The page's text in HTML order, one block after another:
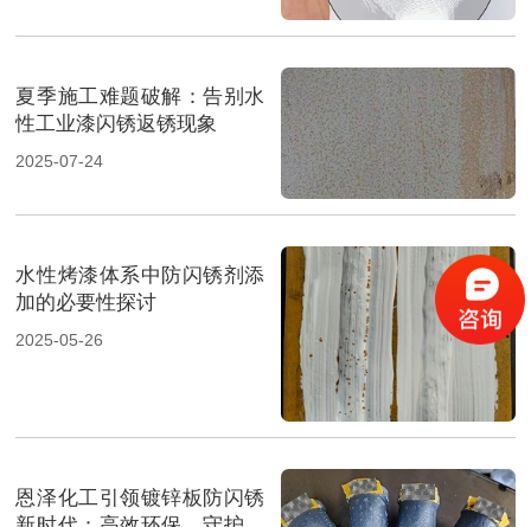
夏季施工难题破解：告别水
性工业漆闪锈返锈现象
2025-07-24
水性烤漆体系中防闪锈剂添
加的必要性探讨
2025-05-26
恩泽化工引领镀锌板防闪锈